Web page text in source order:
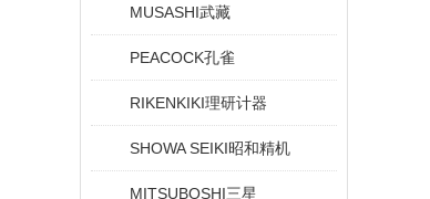
MUSASHI武藏
PEACOCK孔雀
RIKENKIKI理研计器
SHOWA SEIKI昭和精机
MITSUBOSHI三星